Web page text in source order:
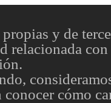
y de
relacionada
cómo